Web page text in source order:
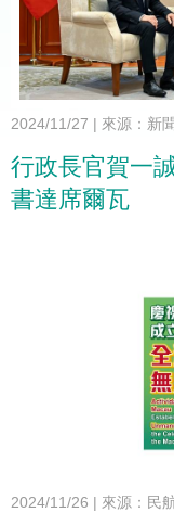
2024/11/27 | 來源：新
行政長官賀一
書達席爾瓦
2024/11/26 | 來源：民